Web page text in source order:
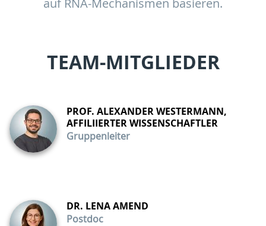
auf RNA-Mechanismen basieren.
TEAM-MITGLIEDER
PROF. ALEXANDER WESTERMANN,
AFFILIIERTER WISSENSCHAFTLER
Gruppenleiter
DR. LENA AMEND
Postdoc